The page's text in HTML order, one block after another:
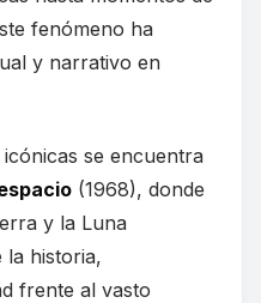
fenómeno ha
y narrativo en
se encuentra
(1968), donde
y la Luna
la historia,
frente al vasto